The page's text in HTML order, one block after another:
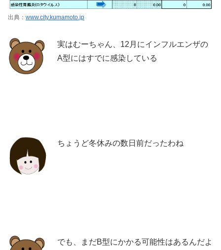
出典： www.city.kumamoto.jp
実はむーちゃん、12月にインフルエンザの
A型にはすでに感染している
ちょうど冬休みの数日前だったわね
でも、まだB型にかかる可能性はあるんだよ